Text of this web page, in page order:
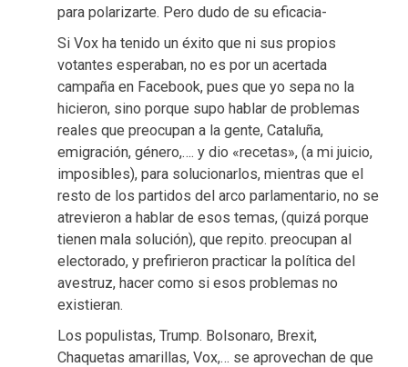
para polarizarte. Pero dudo de su eficacia-
Si Vox ha tenido un éxito que ni sus propios
votantes esperaban, no es por un acertada
campaña en Facebook, pues que yo sepa no la
hicieron, sino porque supo hablar de problemas
reales que preocupan a la gente, Cataluña,
emigración, género,…. y dio «recetas», (a mi juicio,
imposibles), para solucionarlos, mientras que el
resto de los partidos del arco parlamentario, no se
atrevieron a hablar de esos temas, (quizá porque
tienen mala solución), que repito. preocupan al
electorado, y prefirieron practicar la política del
avestruz, hacer como si esos problemas no
existieran.
Los populistas, Trump. Bolsonaro, Brexit,
Chaquetas amarillas, Vox,… se aprovechan de que